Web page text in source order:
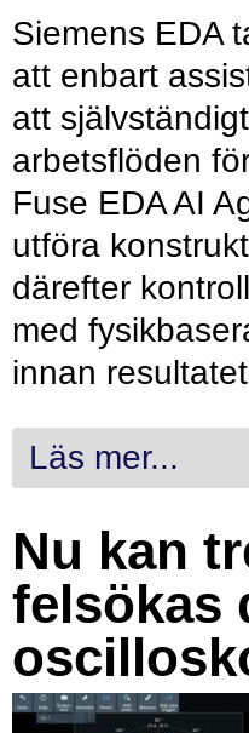
Siemens EDA
att enbart
att
arbetsflöden
Fuse EDA AI
utföra
därefter
med
innan
Läs mer...
Nu kan
felsökas